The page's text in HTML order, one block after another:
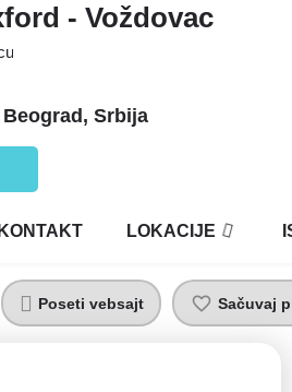
- Voždovac
Srbija
KONTAKT LOKACIJE
Poseti vebsajt Sačuvaj